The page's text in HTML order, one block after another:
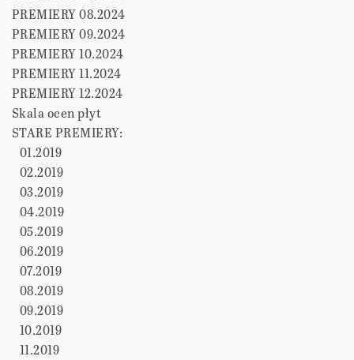
PREMIERY 08.2024
PREMIERY 09.2024
PREMIERY 10.2024
PREMIERY 11.2024
PREMIERY 12.2024
Skala ocen płyt
STARE PREMIERY:
01.2019
02.2019
03.2019
04.2019
05.2019
06.2019
07.2019
08.2019
09.2019
10.2019
11.2019